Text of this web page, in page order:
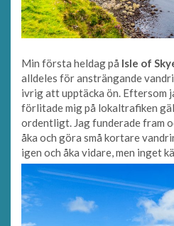
Min första heldag på Isle of
alldeles för ansträngande
ivrig att upptäcka ön. Eftersom
förlitade mig på lokaltrafiken
ordentligt. Jag funderade fram
åka och göra små kortare
igen och åka vidare, men inget